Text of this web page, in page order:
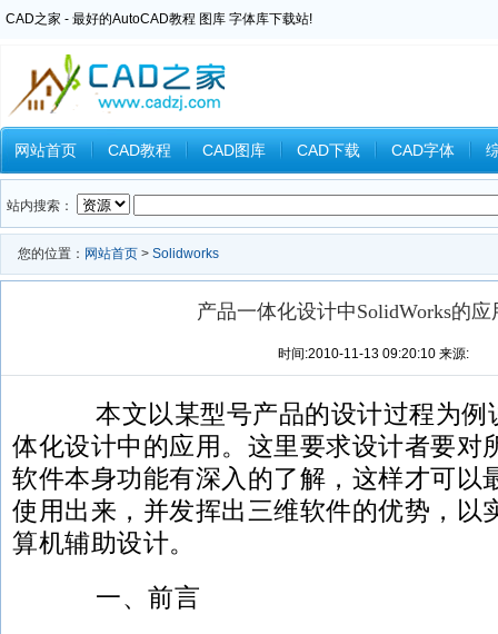
CAD之家 - 最好的AutoCAD教程 图库 字体库下载站!
网站首页 CAD教程 CAD图库 CAD下载 CAD字体
Inventor教程 Ansys教程 CAXA教程 中望CAD Catia教
站内搜索：
您的位置： 网站首页 > Solidworks
产品一体化设计中SolidWorks的应
时间:2010-11-13 09:20:10 来源:
本文以某型号产品的设计过程为例
体化设计中的应用。这里要求设计者要对
软件本身功能有深入的了解，这样才可以
使用出来，并发挥出三维软件的优势，以
算机辅助设计。
一、前言